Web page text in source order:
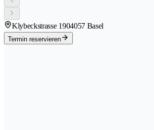
Klybeckstrasse 1904057 Basel
Termin reservieren